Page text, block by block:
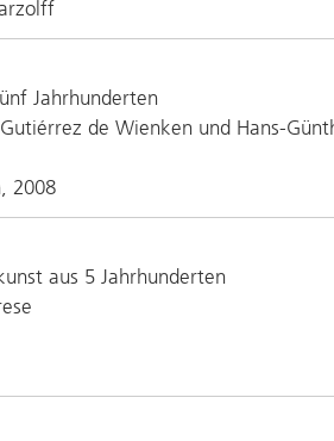
Jahrhunderten
de Wienken und Hans-
2008
aus 5 Jahrhunderten